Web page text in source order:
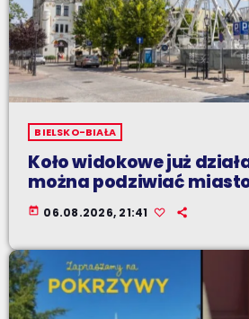
BIELSKO-BIAŁA
Koło widokowe już
można podziwiać
today 06.08.2026, 21:41